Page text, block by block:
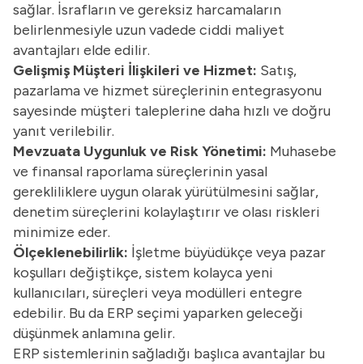
sağlar. İsrafların ve gereksiz harcamaların
belirlenmesiyle uzun vadede ciddi maliyet
avantajları elde edilir.
Gelişmiş Müşteri İlişkileri ve Hizmet: Satış,
pazarlama ve hizmet süreçlerinin entegrasyonu
sayesinde müşteri taleplerine daha hızlı ve doğru
yanıt verilebilir.
Mevzuata Uygunluk ve Risk Yönetimi: Muhasebe
ve finansal raporlama süreçlerinin yasal
gerekliliklere uygun olarak yürütülmesini sağlar,
denetim süreçlerini kolaylaştırır ve olası riskleri
minimize eder.
Ölçeklenebilirlik: İşletme büyüdükçe veya pazar
koşulları değiştikçe, sistem kolayca yeni
kullanıcıları, süreçleri veya modülleri entegre
edebilir. Bu da ERP seçimi yaparken geleceği
düşünmek anlamına gelir.
ERP sistemlerinin sağladığı başlıca avantajlar bu